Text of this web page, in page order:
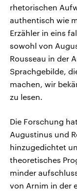
rhetorischen
authentisch wie
Erzähler in eins
sowohl von
Rousseau in der
Sprachgebilde,
machen, wir
zu lesen.
Die Forschung
Augustinus und
hinzugedichtet
theoretisches
minder
von Arnim in der